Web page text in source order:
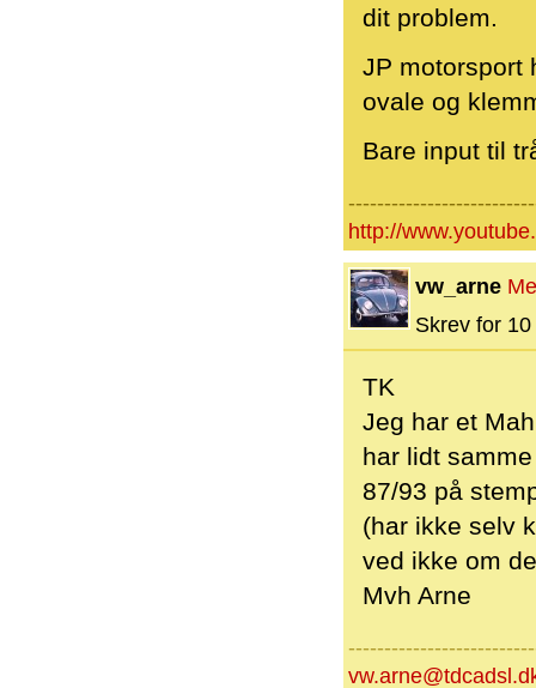
dit problem.
JP motorsport
ovale og
Bare input til
http://
vw_arne
Skrev for
TK
Jeg har et
har lidt
87/93 på
(har ikke selv
ved ikke om
Mvh Arne